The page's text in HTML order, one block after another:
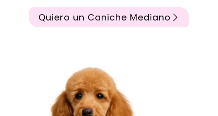
Quiero un Caniche Mediano